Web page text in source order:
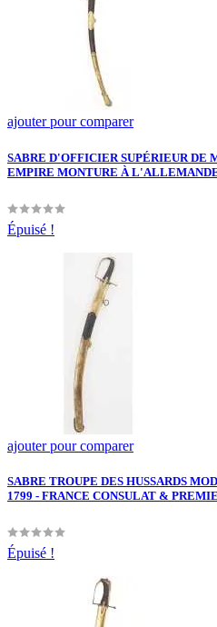
ajouter pour comparer
SABRE D'OFFICIER SUPÉRIEUR DE
EMPIRE MONTURE À
Épuisé !
ajouter pour comparer
SABRE TROUPE DES HUSSARDS
1799 - FRANCE CONSULAT &
Épuisé !